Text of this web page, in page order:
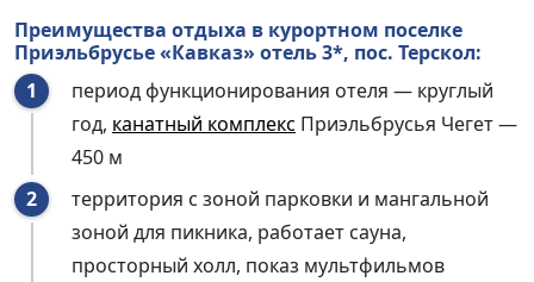
Преимущества отдыха в курортном поселке
Приэльбрусье «Кавказ» отель 3*, пос. Терскол:
период функционирования отеля — круглый
год, канатный комплекс Приэльбрусья Чегет —
450 м
территория с зоной парковки и мангальной
зоной для пикника, работает сауна,
просторный холл, показ мультфильмов